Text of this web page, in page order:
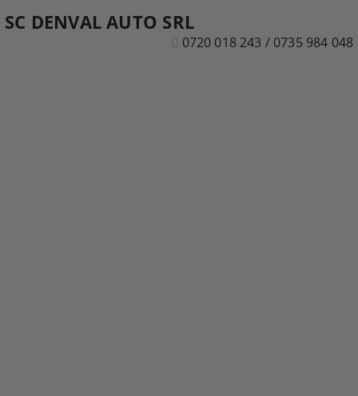
SC DENVAL AUTO SRL
0720 018 243 / 0735 984 048